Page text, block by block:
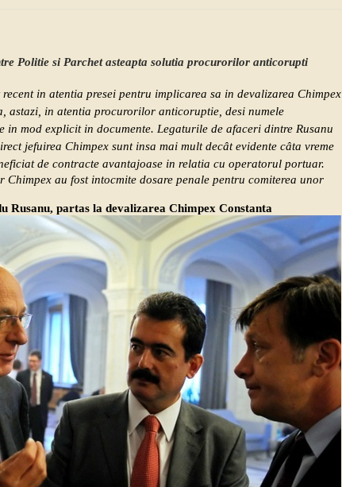
Politie si Parchet asteapta solutia procurorilor anticorupti
in atentia presei pentru implicarea sa in devalizarea Chimpex
astazi, in atentia procurorilor anticoruptie, desi numele
in mod explicit in documente. Legaturile de afaceri dintre Rusanu
jefuirea Chimpex sunt insa mai mult decât evidente câta vreme
de contracte avantajoase in relatia cu operatorul portuar.
Chimpex au fost intocmite dosare penale pentru comiterea unor
Rusanu, partas la devalizarea Chimpex Constanta